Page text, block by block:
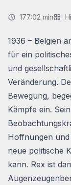
177:02 min
1936 – Belgien
für ein
und
Veränderung.
Bewegung,
Kämpfe ein.
Hoffnungen und
neue politische
kann. Rex ist